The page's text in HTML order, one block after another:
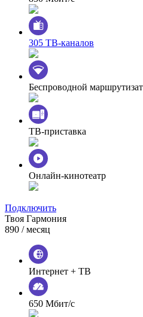
305 ТВ-каналов
Беспроводной
ТВ-приставка
Онлайн-кинотеатр
Подключить
Твоя Гармония
890 / месяц
Интернет + ТВ
650 Мбит/с